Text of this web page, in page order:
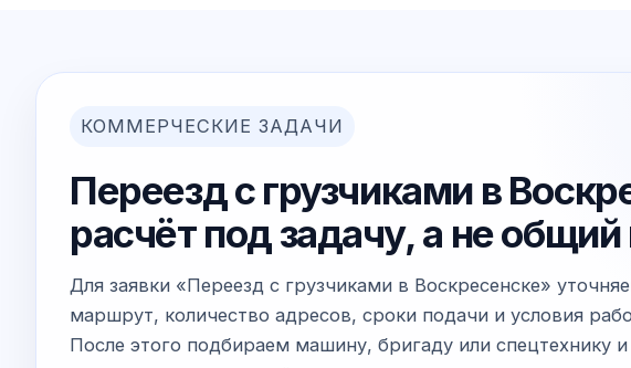
КОММЕРЧЕСКИЕ ЗАДАЧИ
Переезд с грузчиками в
расчёт под задачу, а не
Для заявки «Переезд с грузчиками в Воскресенске»
маршрут, количество адресов, сроки подачи и условия
После этого подбираем машину, бригаду или спецтехнику